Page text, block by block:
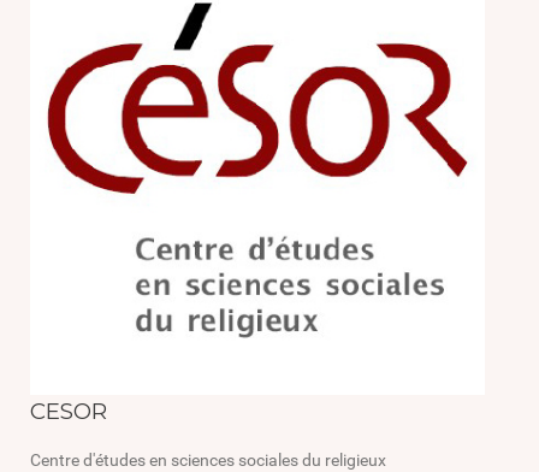
CESOR
Centre d'études en sciences sociales du religieux